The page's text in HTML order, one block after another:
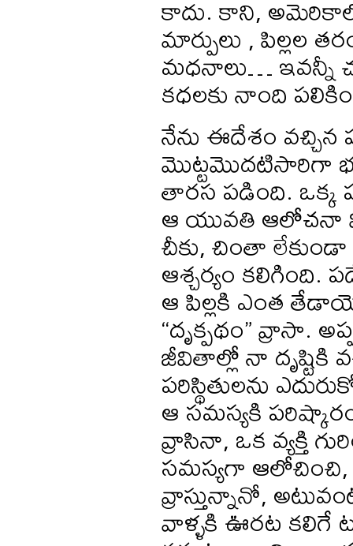
కాదు. కాని,
మార్పులు , పిల్లల
మధనాలు… ఇవన్నీ
కధలకు నాంది
నేను ఈదేశం వచ్చిన
మొట్టమొదటిసారిగా
తారస పడింది. ఒక్క
ఆ యువతి ఆలోచనా
చీకు, చింతా లేకుండా
ఆశ్చర్యం కలిగింది.
ఆ పిల్లకి ఎంత
“దృక్పథం” వ్రాసా.
జీవితాల్లో నా
పరిస్థితులను
ఆ సమస్యకి
వ్రాసినా, ఒక వ్యక్తి
సమస్యగా ఆలోచించి,
వ్రాస్తున్నానో,
వాళ్ళకి ఊరట కలిగే